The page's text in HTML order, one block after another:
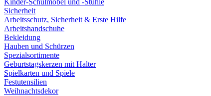
Kinder-Schulmöbel und -Stühle
Sicherheit
Arbeitsschutz, Sicherheit & Erste Hilfe
Arbeitshandschuhe
Bekleidung
Hauben und Schürzen
Spezialsortimente
Geburtstagskerzen mit Halter
Spielkarten und Spiele
Festutensilien
Weihnachtsdekor